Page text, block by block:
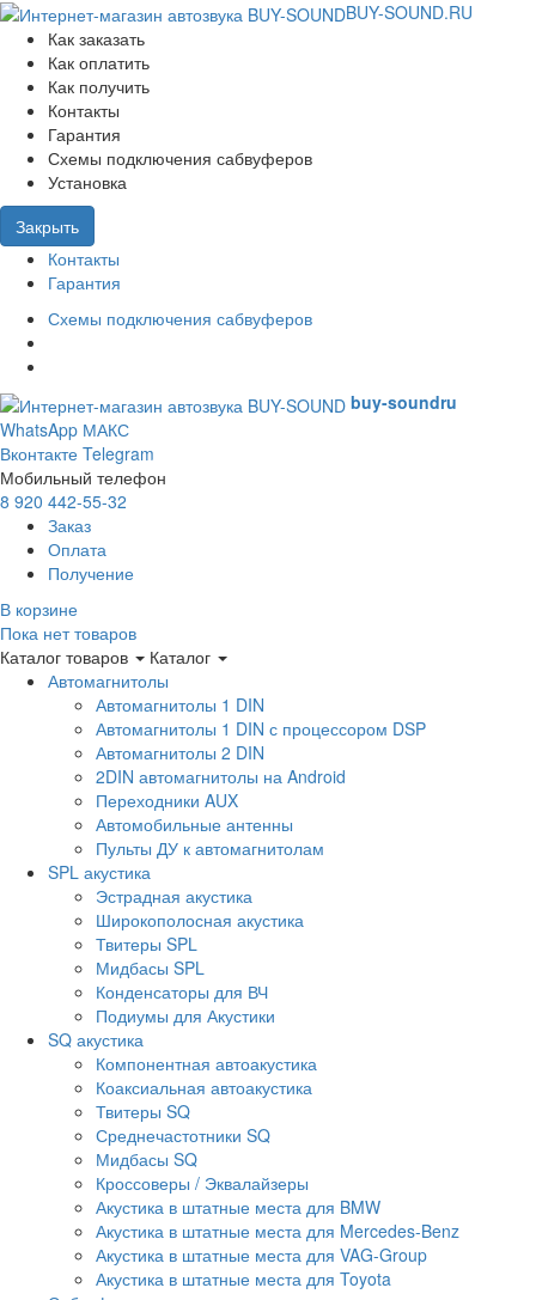
BUY-SOUND.RU
Как заказать
Как оплатить
Как получить
Контакты
Гарантия
Схемы подключения сабвуферов
Установка
Закрыть
Контакты
Гарантия
Схемы подключения сабвуферов
buy-soundru
WhatsApp МАКС
Вконтакте Telegram
Мобильный телефон
8 920 442-55-32
Заказ
Оплата
Получение
В корзине
Пока нет товаров
Каталог товаров
Каталог
Автомагнитолы
Автомагнитолы 1 DIN
Автомагнитолы 1 DIN с процессором DSP
Автомагнитолы 2 DIN
2DIN автомагнитолы на Android
Переходники AUX
Автомобильные антенны
Пульты ДУ к автомагнитолам
SPL акустика
Эстрадная акустика
Широкополосная акустика
Твитеры SPL
Мидбасы SPL
Конденсаторы для ВЧ
Подиумы для Акустики
SQ акустика
Компонентная автоакустика
Коаксиальная автоакустика
Твитеры SQ
Среднечастотники SQ
Мидбасы SQ
Кроссоверы / Эквалайзеры
Акустика в штатные места для BMW
Акустика в штатные места для Mercedes-Benz
Акустика в штатные места для VAG-Group
Акустика в штатные места для Toyota